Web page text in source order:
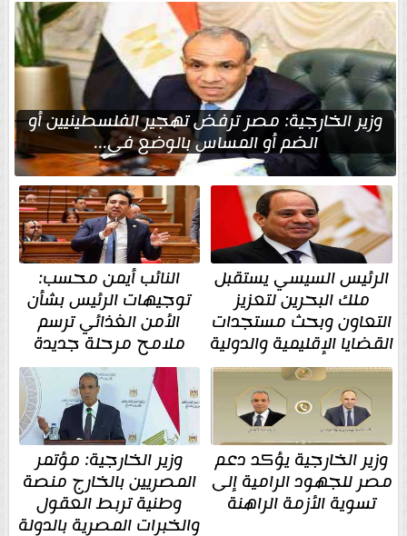
وزير الخارجية: مصر ترفض تهجير الفلسطينيين أو
الضم أو المساس بالوضع في...
الرئيس السيسي يستقبل
ملك البحرين لتعزيز
التعاون وبحث مستجدات
القضايا الإقليمية والدولية
النائب أيمن محسب:
توجيهات الرئيس بشأن
الأمن الغذائي ترسم
ملامح مرحلة جديدة
وزير الخارجية يؤكد دعم
مصر للجهود الرامية إلى
تسوية الأزمة الراهنة
وزير الخارجية: مؤتمر
المصريين بالخارج منصة
وطنية تربط العقول
والخبرات المصرية بالدولة